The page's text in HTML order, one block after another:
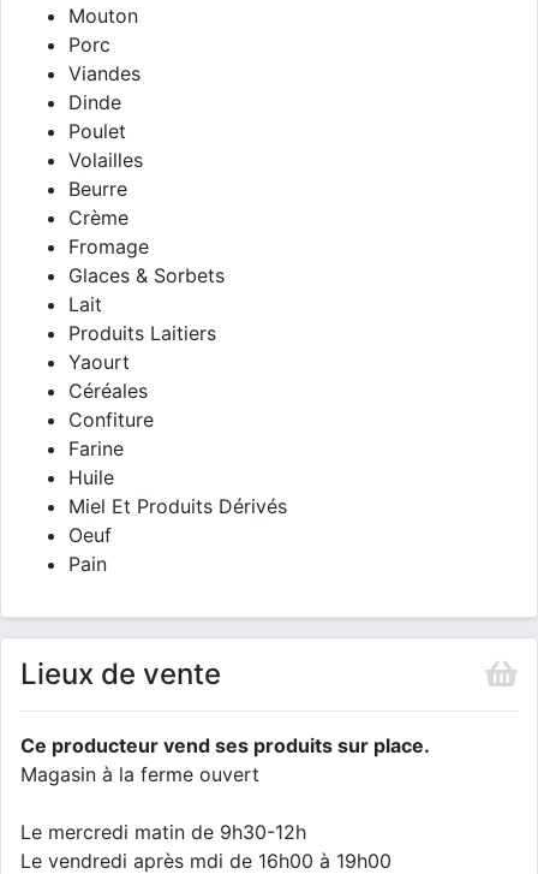
Mouton
Porc
Viandes
Dinde
Poulet
Volailles
Beurre
Crème
Fromage
Glaces & Sorbets
Lait
Produits Laitiers
Yaourt
Céréales
Confiture
Farine
Huile
Miel Et Produits Dérivés
Oeuf
Pain
Lieux de vente
Ce producteur vend ses produits sur place.
Magasin à la ferme ouvert
Le mercredi matin de 9h30-12h
Le vendredi après mdi de 16h00 à 19h00